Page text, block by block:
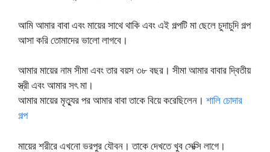
আমি আমার বাবা এবং মায়ের সাথে থাকি এবং এই গল্পটি মা ছেলে চুদাচুদি গল্প
আসা করি তোমাদের ভালো লাগবে।
আমার মায়ের নাম সীমা এবং তার বয়স ৩৮ বছর। সীমা আমার বাবার দ্বিতীয়
স্ত্রী এবং আমার সৎ মা।
আমার মায়ের মৃত্যুর পর আমার বাবা তাকে বিয়ে করেছিলেন। শালি চোদার
গল্প
মায়ের শরীরে এখনো ভরপুর যৌবন। তাকে দেখতে খুব সেক্সি লাগে।